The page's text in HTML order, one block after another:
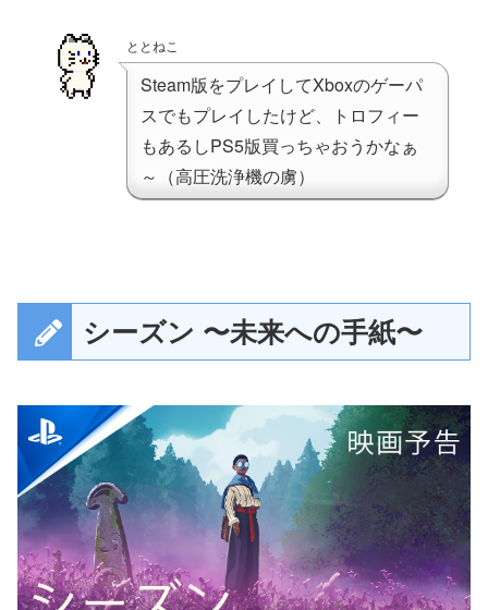
ととねこ
Steam版をプレイしてXboxのゲーパ
スでもプレイしたけど、トロフィー
もあるしPS5版買っちゃおうかなぁ
～（高圧洗浄機の虜）
シーズン 〜未来への手紙〜